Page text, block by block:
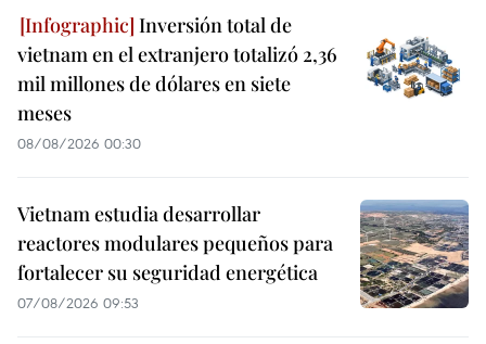
Inversión total de
vietnam en el extranjero totalizó 2,36
mil millones de dólares en siete
meses
08/08/2026 00:30
Vietnam estudia desarrollar
reactores modulares pequeños para
fortalecer su seguridad energética
07/08/2026 09:53